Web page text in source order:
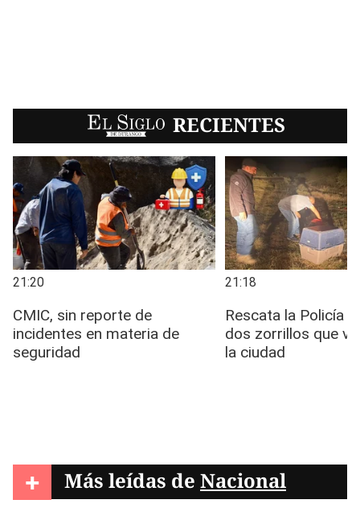
EL SIGLO RECIENTES
+ Más leídas de Nacional